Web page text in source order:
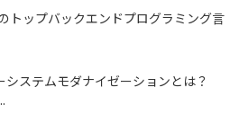
トップバックエンドプログラミング言
システムモダナイゼーションとは？